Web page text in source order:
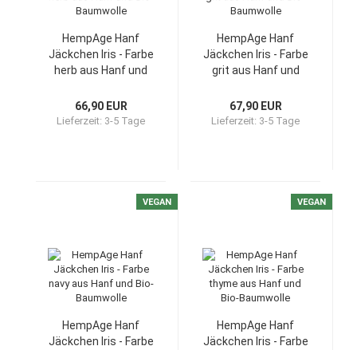
HempAge Hanf
Jäckchen Iris - Farbe
herb aus Hanf und
66,90 EUR
Lieferzeit: 3-5 Tage
HempAge Hanf
Jäckchen Iris - Farbe
grit aus Hanf und
67,90 EUR
Lieferzeit: 3-5 Tage
VEGAN
HempAge Hanf
Jäckchen Iris - Farbe
VEGAN
HempAge Hanf
Jäckchen Iris - Farbe